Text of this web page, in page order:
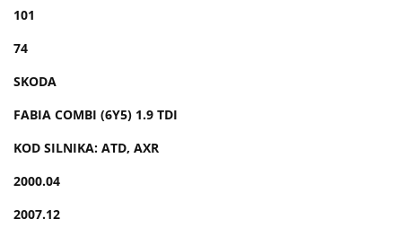
101
74
SKODA
FABIA COMBI (6Y5) 1.9 TDI
KOD SILNIKA: ATD, AXR
2000.04
2007.12